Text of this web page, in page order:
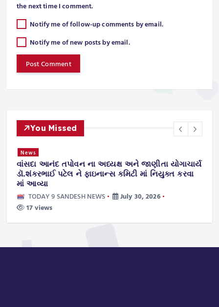
the next time I comment.
Notify me of follow-up comments by email.
Notify me of new posts by email.
You Missed
News
વાંસદા આનંદ તપોવન ના અધ્યક્ષ અને જાણીતા યોગાચાર્ય
ડૉ.શંકરભાઈ પટેલ ને ફાઇનાન્સ કમિટી માં નિયુક્ત કરવા
માં આવ્યા
TODAY 9 SANDESH NEWS
July 30, 2026
17 views